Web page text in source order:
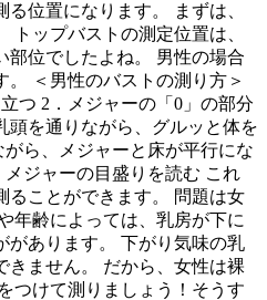
位置になります。 まずは、
トップバストの測定位置は、
部位でしたよね。 男性の場合
＜男性のバストの測り方＞
つ 2．メジャーの「0」の部分
頭を通りながら、グルッと体を
ら、メジャーと床が平行にな
ジャーの目盛りを読む これ
ることができます。 問題は女
年齢によっては、乳房が下に
があります。 下がり気味の乳
きません。 だから、女性は裸
つけて測りましょう！そうす